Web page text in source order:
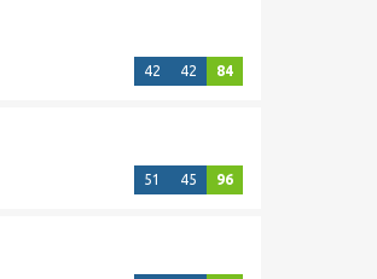
42 42 84
51 45 96